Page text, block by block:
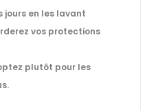
jours en les lavant
vos protections
plutôt pour les